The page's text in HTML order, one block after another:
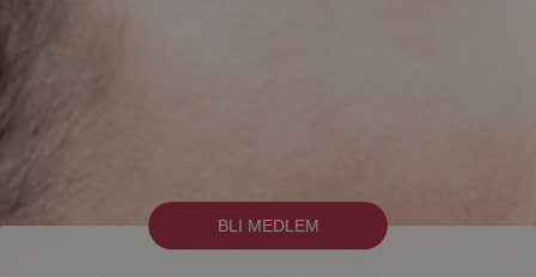
BLI MEDLEM